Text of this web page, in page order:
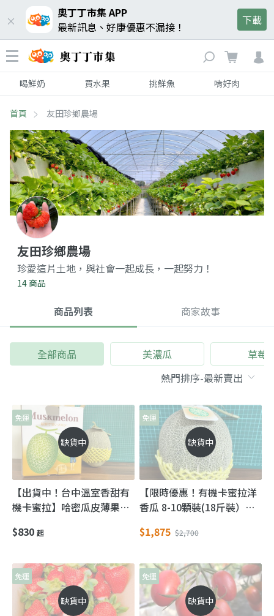
奧丁丁市集 APP
最新訊息、好康優惠不漏接！
下載
喝鮮奶 買水果 挑鮮魚 啃好肉
首頁 友田珍鄉農場
友田珍鄉農場
珍愛這片土地，與社會一起成長，一起努力！
14 商品
商品列表 商家故事
全部商品 美濃瓜 草莓
缺貨中
免運
【出貨中！台中溫室香甜有
機卡蜜拉】哈密瓜皮薄果肉
雨栽培
$830 起
缺貨中
免運
【限時優惠！有機卡蜜拉洋
香瓜 8-10顆裝(18斤裝）】
地吊瓜溫室不淋雨栽培
$1,875 $2,700
缺貨中
免運
缺貨中
免運